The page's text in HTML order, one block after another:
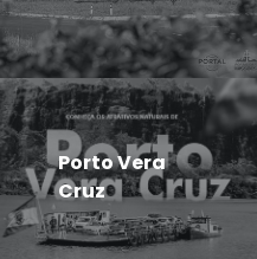
Porto Vera
Cruz